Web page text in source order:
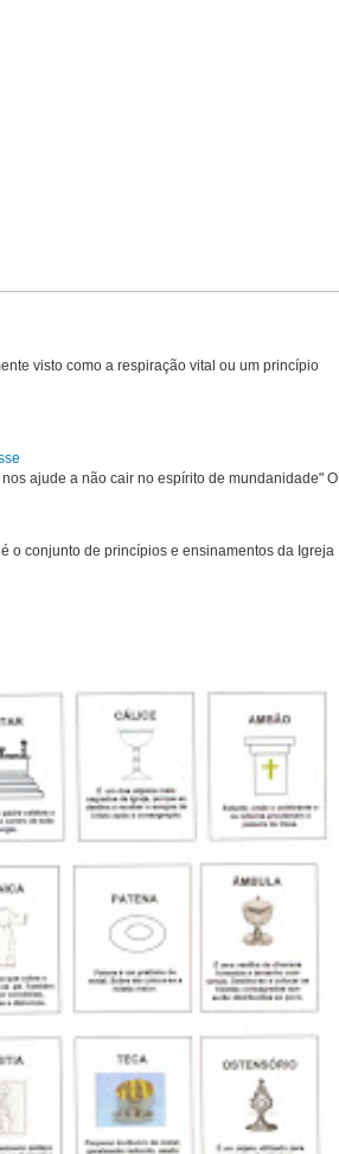
visto como a respiração vital ou um princípio
ajude a não cair no espírito de mundanidade" O
o conjunto de princípios e ensinamentos da Igreja